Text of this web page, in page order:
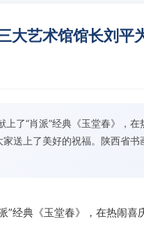
大艺术馆馆长刘平
上了“肖派”经典《玉堂春》，
送上了美好的祝福。陕西省
经典《玉堂春》，在热闹喜